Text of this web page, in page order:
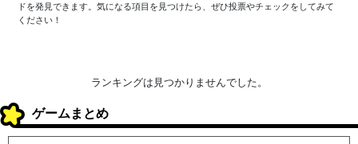
ドを発見できます。気になる項目を見つけたら、ぜひ投票やチェックをしてみて
ください！
ランキングは見つかりませんでした。
ゲームまとめ